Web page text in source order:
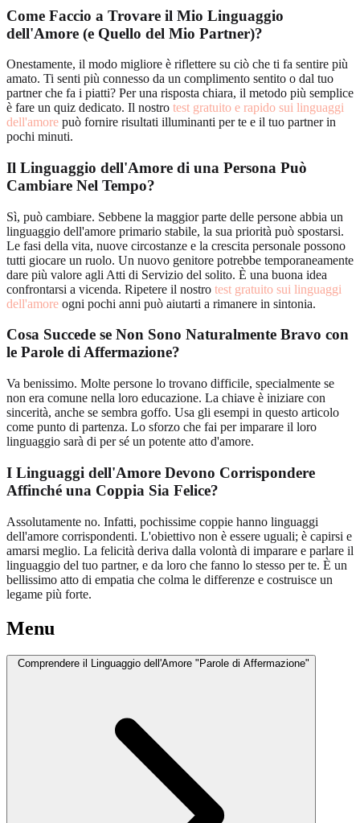
Come Faccio a Trovare il Mio Linguaggio
dell'Amore (e Quello del Mio Partner)?
Onestamente, il modo migliore è riflettere su ciò che ti fa sentire più
amato. Ti senti più connesso da un complimento sentito o dal tuo
partner che fa i piatti? Per una risposta chiara, il metodo più semplice
è fare un quiz dedicato. Il nostro test gratuito e rapido sui linguaggi
dell'amore può fornire risultati illuminanti per te e il tuo partner in
pochi minuti.
Il Linguaggio dell'Amore di una Persona Può
Cambiare Nel Tempo?
Sì, può cambiare. Sebbene la maggior parte delle persone abbia un
linguaggio dell'amore primario stabile, la sua priorità può spostarsi.
Le fasi della vita, nuove circostanze e la crescita personale possono
tutti giocare un ruolo. Un nuovo genitore potrebbe temporaneamente
dare più valore agli Atti di Servizio del solito. È una buona idea
confrontarsi a vicenda. Ripetere il nostro test gratuito sui linguaggi
dell'amore ogni pochi anni può aiutarti a rimanere in sintonia.
Cosa Succede se Non Sono Naturalmente Bravo con
le Parole di Affermazione?
Va benissimo. Molte persone lo trovano difficile, specialmente se
non era comune nella loro educazione. La chiave è iniziare con
sincerità, anche se sembra goffo. Usa gli esempi in questo articolo
come punto di partenza. Lo sforzo che fai per imparare il loro
linguaggio sarà di per sé un potente atto d'amore.
I Linguaggi dell'Amore Devono Corrispondere
Affinché una Coppia Sia Felice?
Assolutamente no. Infatti, pochissime coppie hanno linguaggi
dell'amore corrispondenti. L'obiettivo non è essere uguali; è capirsi e
amarsi meglio. La felicità deriva dalla volontà di imparare e parlare il
linguaggio del tuo partner, e da loro che fanno lo stesso per te. È un
bellissimo atto di empatia che colma le differenze e costruisce un
legame più forte.
Menu
Comprendere il Linguaggio dell'Amore "Parole di Affermazione"